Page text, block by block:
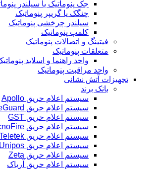
جک پنوماتیک یا سیلندر
چنگک یا گریپر پنوماتیک
سیلندر چرخشی پنوماتیک
کلمپ پنوماتیک
فیتینگ و اتصالات پنوماتیک
متعلقات پنوماتیک
واحد راهنما و اسلاید
واحد مراقبت پنوماتیک
تجهیزات آتش نشانی
بانک برند
سیستم اعلام حریق Apollo
سیستم اعلام حریق FireGuard
سیستم اعلام حریق GST
سیستم اعلام حریق TecnoFire
سیستم اعلام حریق Teletek
سیستم اعلام حریق Unipos
سیستم اعلام حریق Zeta
سیستم اعلام حریق آریاک